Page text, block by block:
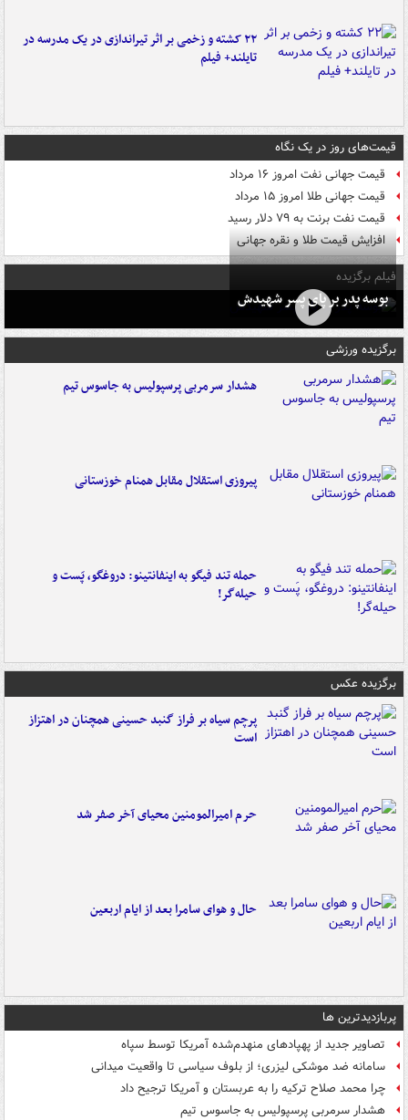
۲۲ کشته و زخمی بر اثر تیراندازی در یک مدرسه در
تایلند+ فیلم
قیمت‌های روز در یک نگاه
قیمت جهانی نفت امروز ۱۶ مرداد
قیمت جهانی طلا امروز ۱۵ مرداد
قیمت نفت برنت به ۷۹ دلار رسید
افزایش قیمت طلا و نقره جهانی
فیلم برگزیده
بوسه‌ پدر بر پای پسر شهیدش
برگزیده ورزشی
هشدار سرمربی پرسپولیس به جاسوس تیم
پیروزی استقلال مقابل همنام خوزستانی
حمله تند فیگو به اینفانتینو: دروغگو، پَست‌ و
حیله‌گر!
برگزیده عکس
پرچم سیاه بر فراز گنبد حسینی همچنان در اهتزاز
است
حرم امیرالمومنین محیای آخر صفر شد
حال و هوای سامرا بعد از ایام اربعین
پربازدیدترین ها
تصاویر جدید از پهپادهای منهدم‌شده آمریکا توسط سپاه
سامانه ضد موشکی لیزری؛ از بلوف سیاسی تا واقعیت میدانی
چرا محمد صلاح ترکیه را به عربستان و آمریکا ترجیح داد
هشدار سرمربی پرسپولیس به جاسوس تیم